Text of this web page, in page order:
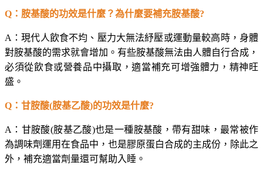
Q ：胺基酸的功效是什麼？為什麼要補充胺基酸?
A ：現代人飲食不均、壓力大無法紓壓或運動量較高時，身體
對胺基酸的需求就會增加。有些胺基酸無法由人體自行合成，
必須從飲食或營養品中攝取，適當補充可增強體力，精神旺
盛。
Q ：甘胺酸(胺基乙酸)的功效是什麼?
A ：甘胺酸(胺基乙酸)也是一種胺基酸，帶有甜味，最常被作
為調味劑運用在食品中，也是膠原蛋白合成的主成份，除此之
外，補充適當劑量還可幫助入睡。